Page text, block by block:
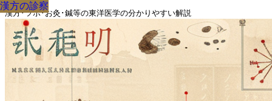
漢方･ツボ･お灸･鍼等の東洋医学の分かりやすい解説
漢方の診察
漢方の診察
漢方の診察
漢方の診察
漢方の診察
漢方の診察
漢方の診察
漢方の診察
漢方の診察